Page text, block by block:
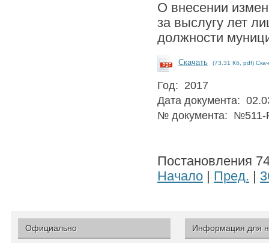
О внесении
за выслугу лет
должности
Скачать (73.31 Кб, pdf)
Год: 2017
Дата документа:
№ документа: №511-
Постановления
Начало
Пред.
Официально Информация для